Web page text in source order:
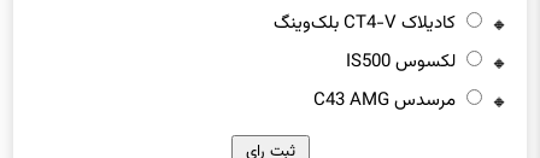
کادیلاک CT4-V بلک‌وینگ
لکسوس IS500
مرسدس C43 AMG